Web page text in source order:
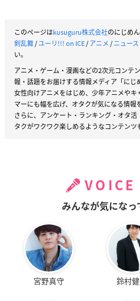
このページはkusuguru株式会社のにじめ
剣乱舞/ユーリ!!! on ICE/アニメ/ニュース
い。
アニメ・ゲーム・漫画などの2次元コンテ
報・話題をお届けする情報メディア「にじ
女性向けアニメをはじめ、少年アニメや
マーにも幅を広げ、オタクが気になる情報
さらに、アンケート・ランキング・オタ
タクがワクワク楽しめるようなコンテンツ
VOICE
みんなが気になっ
宮野真守 鈴村